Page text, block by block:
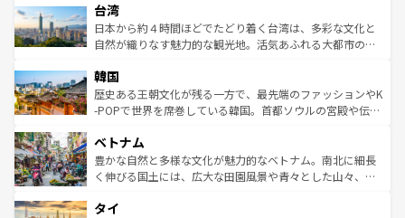
ならではの贅沢な旅のスタイルだ。 なお、新着のアメリカ
情報はコンテンツ一覧を参照してほしい。
れるおもてなしの心で訪れる人々を迎えてくれるハワイの
人々、おいしいローカルフードやハワイアンミュージッ
ク、伝統的なフラダンスなど、すべてがハワイの魅力を彩
ワイを、存分に味わってほしい。 なお、新着のハワイ情報
はコンテンツ一覧を参照してほしい。
リアリーフや大陸中央部にそびえるウルル（エアーズロッ
ク）、タスマニアの美しい原生林やケアンズの熱帯雨林な
ど、見どころがたくさん。また、カフェやワイン、オージ
いる。アクティビティも充実しており、サーフィンやダイ
ビング、ハイキングなど、アウトドア好きにはたまらな
い。オーストラリアの多彩な魅力を存分に味わいつくそ
参照してほしい。
台湾
日本から約４時間ほどでたどり着く台湾は、多彩な文化と
自然が織りなす魅力的な観光地。活気あふれる大都市の台
ン）、静ひつな山岳地帯である台湾東部など、都市の喧騒
と山間の静けさが共存しており、訪れる人に新しい発見と
驚きをもたらしてくれる。また、奥深い台湾の食文化も魅
容にもいいと評判のスイーツなど、バラエティ豊かな料理
が味わえる。 なお、新着の台湾情報は コンテンツ一覧を参
照してほしい。
韓国
歴史ある王朝文化が残る一方で、最先端のファッションやK
-POPで世界を席巻している韓国。首都ソウルの宮殿や伝統
き、地方に足を延ばせば四季折々の自然美を楽しむことが
できる。そして、キムチや焼肉、絶品のストリートフード
まで、さまざまな韓国料理が待っている。夜には、韓国な
リティに包まれながら、韓国の多彩な魅力を心ゆくまで味
ベトナム
豊かな自然と多様な文化が魅力的なベトナム。南北に細長
く伸びる国土には、広大な田園風景や青々とした山々、世
急速な発展と共に伝統が息づく。ハノイの古い町並みやホ
タイ